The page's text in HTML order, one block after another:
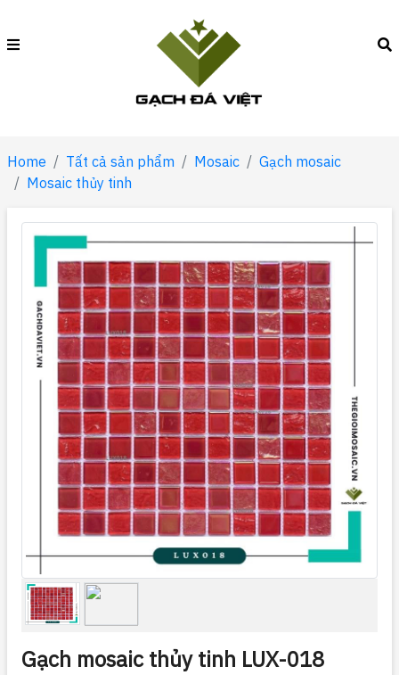
Home Tất cả sản phẩm Mosaic
Gạch mosaic
Mosaic thủy tinh
Gạch mosaic thủy tinh LUX-018